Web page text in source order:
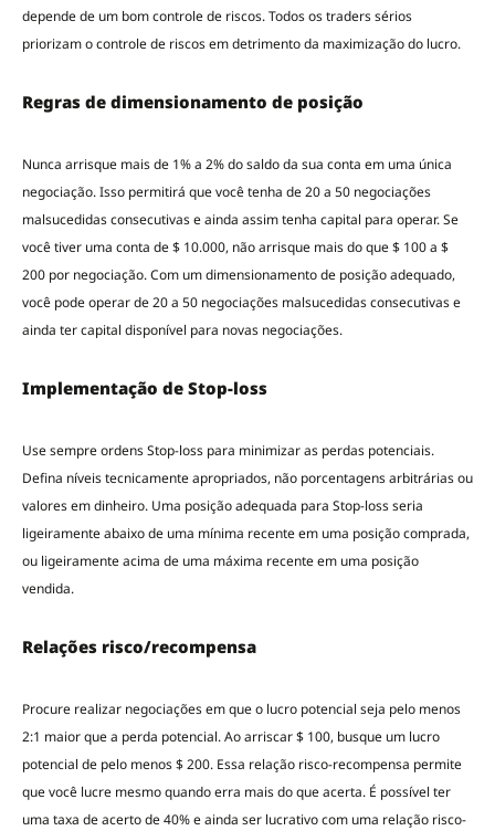
depende de um bom controle de riscos. Todos os traders sérios
priorizam o controle de riscos em detrimento da maximização do lucro.
Regras de dimensionamento de posição
Nunca arrisque mais de 1% a 2% do saldo da sua conta em uma única
negociação. Isso permitirá que você tenha de 20 a 50 negociações
malsucedidas consecutivas e ainda assim tenha capital para operar. Se
você tiver uma conta de $ 10.000, não arrisque mais do que $ 100 a $
200 por negociação. Com um dimensionamento de posição adequado,
você pode operar de 20 a 50 negociações malsucedidas consecutivas e
ainda ter capital disponível para novas negociações.
Implementação de Stop-loss
Use sempre ordens Stop-loss para minimizar as perdas potenciais.
Defina níveis tecnicamente apropriados, não porcentagens arbitrárias ou
valores em dinheiro. Uma posição adequada para Stop-loss seria
ligeiramente abaixo de uma mínima recente em uma posição comprada,
ou ligeiramente acima de uma máxima recente em uma posição
vendida.
Relações risco/recompensa
Procure realizar negociações em que o lucro potencial seja pelo menos
2:1 maior que a perda potencial. Ao arriscar $ 100, busque um lucro
potencial de pelo menos $ 200. Essa relação risco-recompensa permite
que você lucre mesmo quando erra mais do que acerta. É possível ter
uma taxa de acerto de 40% e ainda ser lucrativo com uma relação risco-